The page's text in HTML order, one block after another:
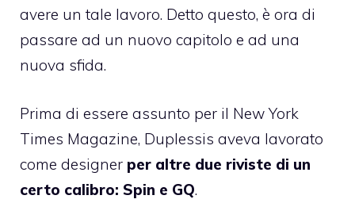
avere un tale lavoro. Detto questo, è ora di
passare ad un nuovo capitolo e ad una
nuova sfida.
Prima di essere assunto per il New York
Times Magazine, Duplessis aveva lavorato
come designer per altre due riviste di un
certo calibro: Spin e GQ.